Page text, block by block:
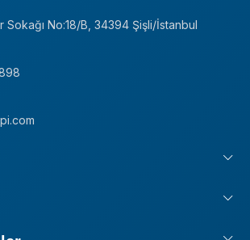
Sokağı No:18/B, 34394 Şişli/İstanbul